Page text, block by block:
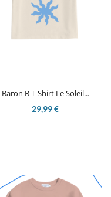
Baron B T-Shirt Le Soleil...
29,99 €